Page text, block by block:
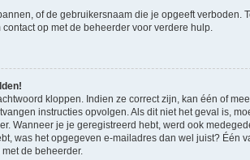
of de gebruikersnaam die je opgeeft
op met de beheerder voor verdere hulp.
kloppen. Indien ze correct zijn, kan één of
instructies opvolgen. Als dit niet het geval is,
Wanneer je je geregistreerd hebt, werd ook
was het opgegeven e-mailadres dan wel juist?
de beheerder.